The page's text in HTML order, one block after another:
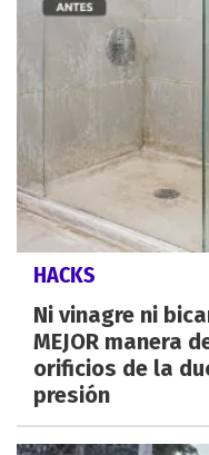
HACKS
Ni vinagre ni
MEJOR manera
orificios de la
presión